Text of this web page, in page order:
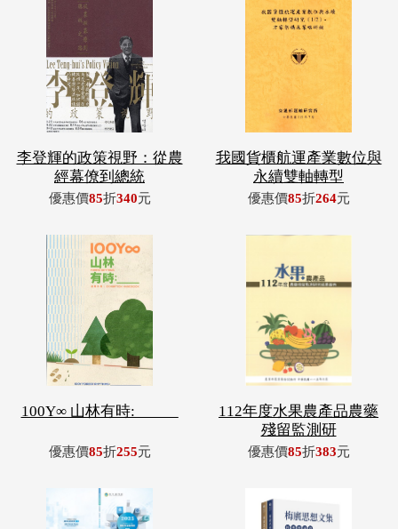
李登輝的政策視野：從農
經幕僚到總統
優惠價85折340元
我國貨櫃航運產業數位與
永續雙軸轉型
優惠價85折264元
100Y∞ 山林有時: _____
優惠價85折255元
112年度水果農產品農藥
殘留監測研
優惠價85折383元